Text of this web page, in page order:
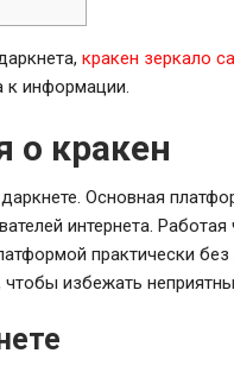
кракен зеркало
к информации.
кракен
Основная
интернета. Работая
практически
избежать